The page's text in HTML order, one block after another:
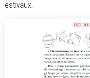
estivaux.